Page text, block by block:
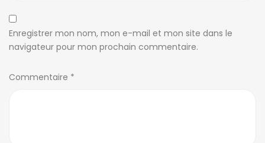
Enregistrer mon nom, mon e-mail et mon site dans le
navigateur pour mon prochain commentaire.
Commentaire *